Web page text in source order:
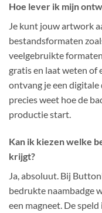
Hoe lever ik mijn
Je kunt jouw artwork
bestandsformaten
veelgebruikte
gratis en laat weten of
ontvang je een
precies weet hoe de
productie start.
Kan ik kiezen welke
krijgt?
Ja, absoluut. Bij
bedrukte naambadge
een magneet. De